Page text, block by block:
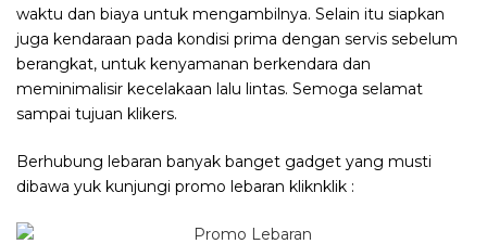
waktu dan biaya untuk mengambilnya. Selain itu siapkan
juga kendaraan pada kondisi prima dengan servis sebelum
berangkat, untuk kenyamanan berkendara dan
meminimalisir kecelakaan lalu lintas. Semoga selamat
sampai tujuan klikers.
Berhubung lebaran banyak banget gadget yang musti
dibawa yuk kunjungi promo lebaran kliknklik :